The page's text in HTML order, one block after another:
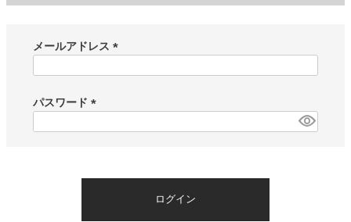
メールアドレス
)
パスワード
ログイン